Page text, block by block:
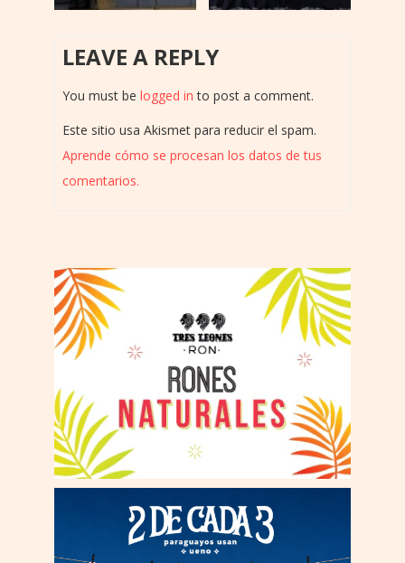
LEAVE A REPLY
You must be logged in to post a comment.
Este sitio usa Akismet para reducir el spam.
Aprende cómo se procesan los datos de tus
comentarios.